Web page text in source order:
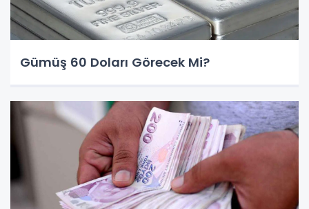
Gümüş 60 Doları Görecek Mi?